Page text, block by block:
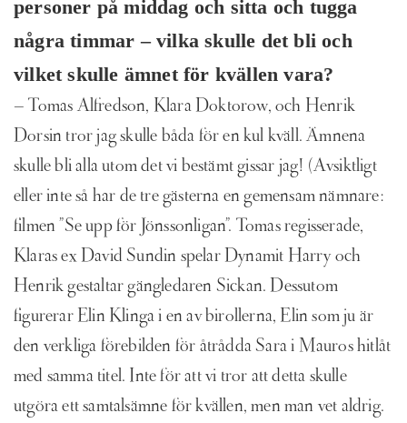
personer på middag och sitta och tugga
några timmar – vilka skulle detbli och
vilket skulle ämnet för kvällen vara?
– Tomas Alfredson, Klara Doktorow, och Henrik
Dorsin tror jag skulle båda för en kul kväll. Ämnena
skulle bli alla utom det vi bestämt gissar jag! (Avsiktligt
eller inte så har de tre gästerna en gemensam nämnare:
filmen ”Se upp för Jönssonligan”. Tomas regisserade,
Klaras ex David Sundin spelar Dynamit Harry och
Henrik gestaltar gängledaren Sickan. Dessutom
figurerar Elin Klinga i en av birollerna, Elin som ju är
den verkliga förebilden för åtrådda Sara i Mauros hitlåt
med samma titel. Inte för att vi tror att detta skulle
utgöra ett samtalsämne för kvällen, men man vet aldrig.